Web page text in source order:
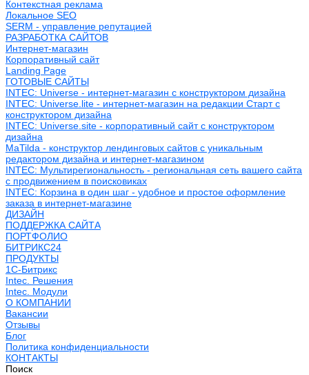
Контекстная реклама
Локальное SEO
SERM - управление репутацией
РАЗРАБОТКА САЙТОВ
Интернет-магазин
Корпоративный сайт
Landing Page
ГОТОВЫЕ САЙТЫ
INTEC: Universe - интернет-магазин с конструктором дизайна
INTEC: Universe.lite - интернет-магазин на редакции Старт с
конструктором дизайна
INTEC: Universe.site - корпоративный сайт с конструктором
дизайна
MaTilda - конструктор лендинговых сайтов с уникальным
редактором дизайна и интернет-магазином
INTEC: Мультирегиональность - региональная сеть вашего сайта
с продвижением в поисковиках
INTEC: Корзина в один шаг - удобное и простое оформление
заказа в интернет-магазине
ДИЗАЙН
ПОДДЕРЖКА САЙТА
ПОРТФОЛИО
БИТРИКС24
ПРОДУКТЫ
1С-Битрикс
Intec. Решения
Intec. Модули
О КОМПАНИИ
Вакансии
Отзывы
Блог
Политика конфиденциальности
КОНТАКТЫ
Поиск